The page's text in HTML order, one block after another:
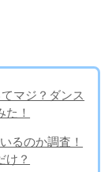
マジ？ダンス
！
るのか調査！
け？